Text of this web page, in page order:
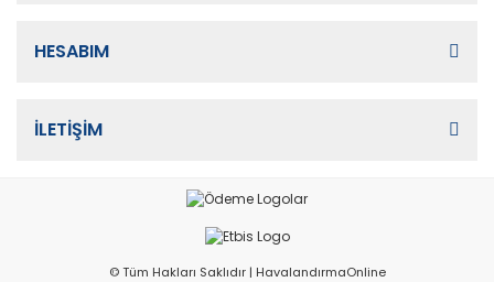
HESABIM
İLETİŞİM
© Tüm Hakları Saklıdır | HavalandırmaOnline